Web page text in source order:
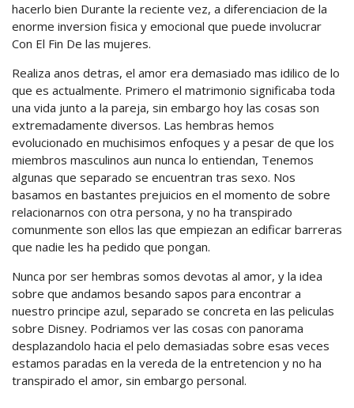
hacerlo bien Durante la reciente vez, a diferenciacion de la
enorme inversion fisica y emocional que puede involucrar
Con El Fin De las mujeres.
Realiza anos detras, el amor era demasiado mas idilico de lo
que es actualmente. Primero el matrimonio significaba toda
una vida junto a la pareja, sin embargo hoy las cosas son
extremadamente diversos. Las hembras hemos
evolucionado en muchisimos enfoques y a pesar de que los
miembros masculinos aun nunca lo entiendan, Tenemos
algunas que separado se encuentran tras sexo. Nos
basamos en bastantes prejuicios en el momento de sobre
relacionarnos con otra persona, y no ha transpirado
comunmente son ellos las que empiezan an edificar barreras
que nadie les ha pedido que pongan.
Nunca por ser hembras somos devotas al amor, y la idea
sobre que andamos besando sapos para encontrar a
nuestro principe azul, separado se concreta en las peliculas
sobre Disney. Podriamos ver las cosas con panorama
desplazandolo hacia el pelo demasiadas sobre esas veces
estamos paradas en la vereda de la entretencion y no ha
transpirado el amor, sin embargo personal.